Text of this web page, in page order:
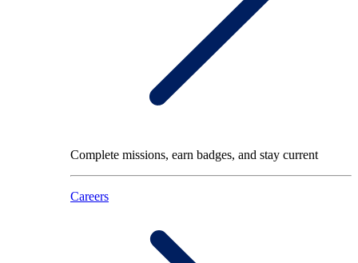
Complete missions, earn badges, and stay current
Careers